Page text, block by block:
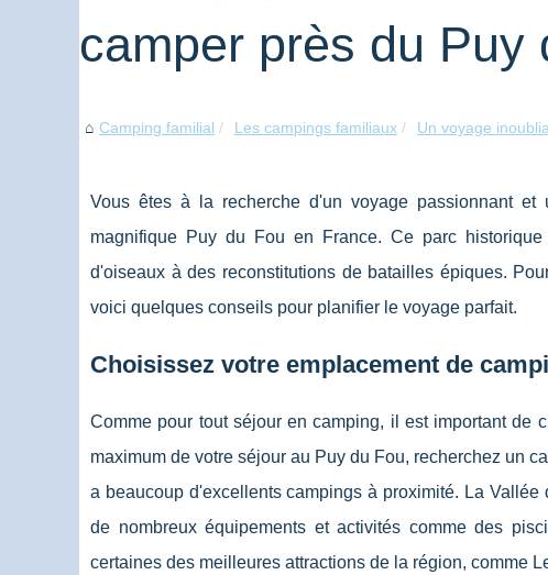
camper près du Puy
Camping familial Les campings familiaux Un voyage
Vous êtes à la recherche d'un voyage passionnant
magnifique Puy du Fou en France. Ce parc
d'oiseaux à des reconstitutions de batailles épiques.
voici quelques conseils pour planifier le voyage parfait.
Choisissez votre emplacement de
Comme pour tout séjour en camping, il est important de
maximum de votre séjour au Puy du Fou, recherchez un
a beaucoup d'excellents campings à proximité. La
de nombreux équipements et activités comme des
certaines des meilleures attractions de la région, comme